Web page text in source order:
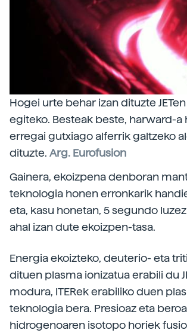
Hogei urte behar izan dituzte
egiteko. Besteak beste, harward-a
erregai gutxiago alferrik galtzeko
dituzte. Arg. Eurofusion
Gainera, ekoizpena denboran
teknologia honen erronkarik
eta, kasu honetan, 5 segundo
ahal izan dute ekoizpen-tasa.
Energia ekoizteko, deuterio- eta
dituen plasma ionizatua erabili du
modura, ITERek erabiliko duen
teknologia bera. Presioaz eta
hidrogenoaren isotopo horiek